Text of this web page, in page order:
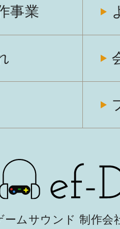
ームサウンド 制作会
事業